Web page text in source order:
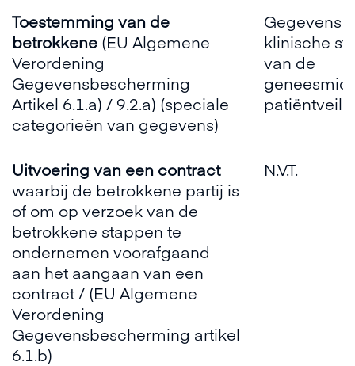
Toestemming van de
betrokkene (EU Algemene
Verordening
Gegevensbescherming
Artikel 6.1.a) / 9.2.a) (speciale
categorieën van gegevens)
Gegevens
klinische
van de
Uitvoering van een contract
waarbij de betrokkene partij is
of om op verzoek van de
betrokkene stappen te
ondernemen voorafgaand
aan het aangaan van een
contract / (EU Algemene
Verordening
Gegevensbescherming artikel
6.1.b)
N.V.T.